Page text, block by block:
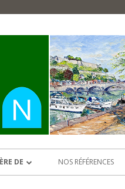
DE NOS RÉFÉRENCES